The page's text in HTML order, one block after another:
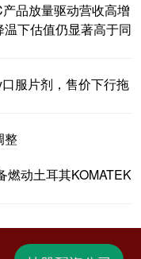
品放量驱动营收高增
下估值仍显著高于同
服片剂，售价下行拖
整
燃动土耳其KOMATEK